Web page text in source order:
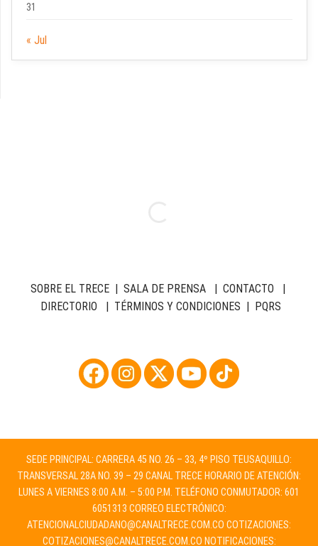
31
« Jul
SOBRE EL TRECE| SALA DE PRENSA| CONTACTO
DIRECTORIO
TÉRMINOS Y CONDICIONES PQRS
SEDE PRINCIPAL: CARRERA 45 NO. 26 – 33, 4º PISO TEUSAQUILLO:
TRANSVERSAL 28A NO. 39 – 29 CANAL TRECE HORARIO DE ATENCIÓN:
LUNES A VIERNES 8:00 A.M. – 5:00 P.M. TELÉFONO CONMUTADOR: 601
6051313 CORREO ELECTRÓNICO:
ATENCIONALCIUDADANO@CANALTRECE.COM.CO COTIZACIONES:
COTIZACIONES@CANALTRECE.COM.CO NOTIFICACIONES: